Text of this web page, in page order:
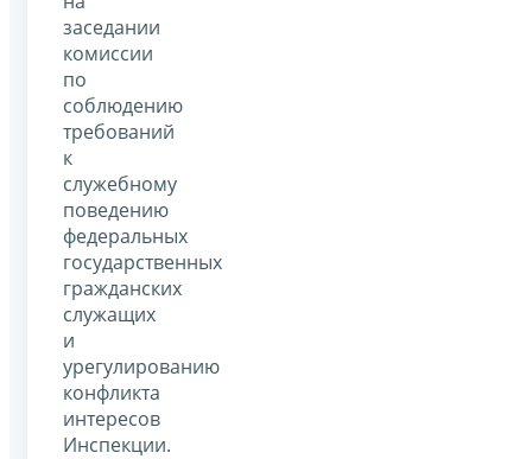
заседании
комиссии
по
соблюдению
требований
к
служебному
поведению
федеральных
государственных
гражданских
служащих
и
урегулированию
конфликта
интересов
Инспекции.